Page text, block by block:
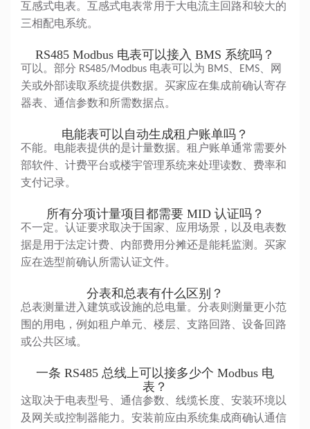
互感式电表。互感式电表常用于大电流主回路和较大的
三相配电系统。
RS485 Modbus 电表可以接入 BMS 系统吗？
可以。部分 RS485/Modbus 电表可以为 BMS、EMS、网
关或外部读取系统提供数据。买家应在集成前确认寄存
器表、通信参数和所需数据点。
电能表可以自动生成租户账单吗？
不能。电能表提供的是计量数据。租户账单通常需要外
部软件、计费平台或楼宇管理系统来处理读数、费率和
支付记录。
所有分项计量项目都需要 MID 认证吗？
不一定。认证要求取决于国家、应用场景，以及电表数
据是用于法定计费、内部费用分摊还是能耗监测。买家
应在选型前确认所需认证文件。
分表和总表有什么区别？
总表测量进入建筑或设施的总电量。分表则测量更小范
围的用电，例如租户单元、楼层、支路回路、设备回路
或公共区域。
一条 RS485 总线上可以接多少个 Modbus 电
表？
这取决于电表型号、通信参数、线缆长度、安装环境以
及网关或控制器能力。安装前应由系统集成商确认通信